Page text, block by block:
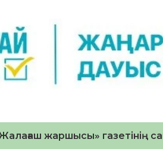
жаршысы» газетінің